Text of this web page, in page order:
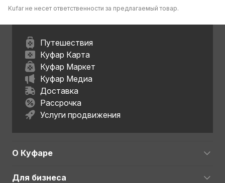
Kufar не несет ответственности за предлагаемый товар.
Путешествия
Куфар Карта
Куфар Маркет
Куфар Медиа
Доставка
Рассрочка
Услуги продвижения
О Куфаре
Для бизнеса